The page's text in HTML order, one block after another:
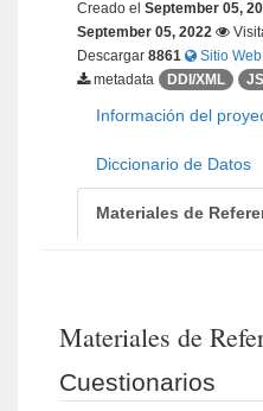
Creado el September 05,
September 05, 2022
Descargar 8861
Sitio
metadata
DDI/XML
Información del
Diccionario de Datos
Materiales de
Materiales de
Cuestionarios